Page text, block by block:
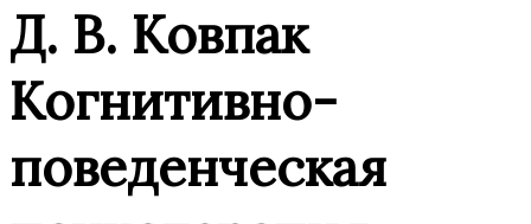
Д. В. Ковпак
Когнитивно-
поведенческая